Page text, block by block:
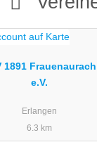
1891 Frauenaurach
e.V.
Erlangen
6.3 km